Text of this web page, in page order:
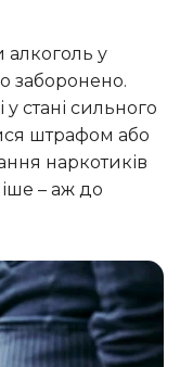
у
заборонено.
стані сильного
штрафом або
наркотиків
– аж до